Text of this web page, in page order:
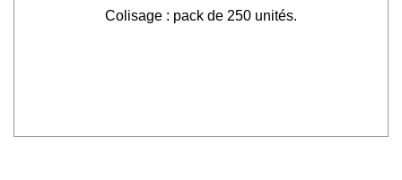
Colisage : pack de 250 unités.